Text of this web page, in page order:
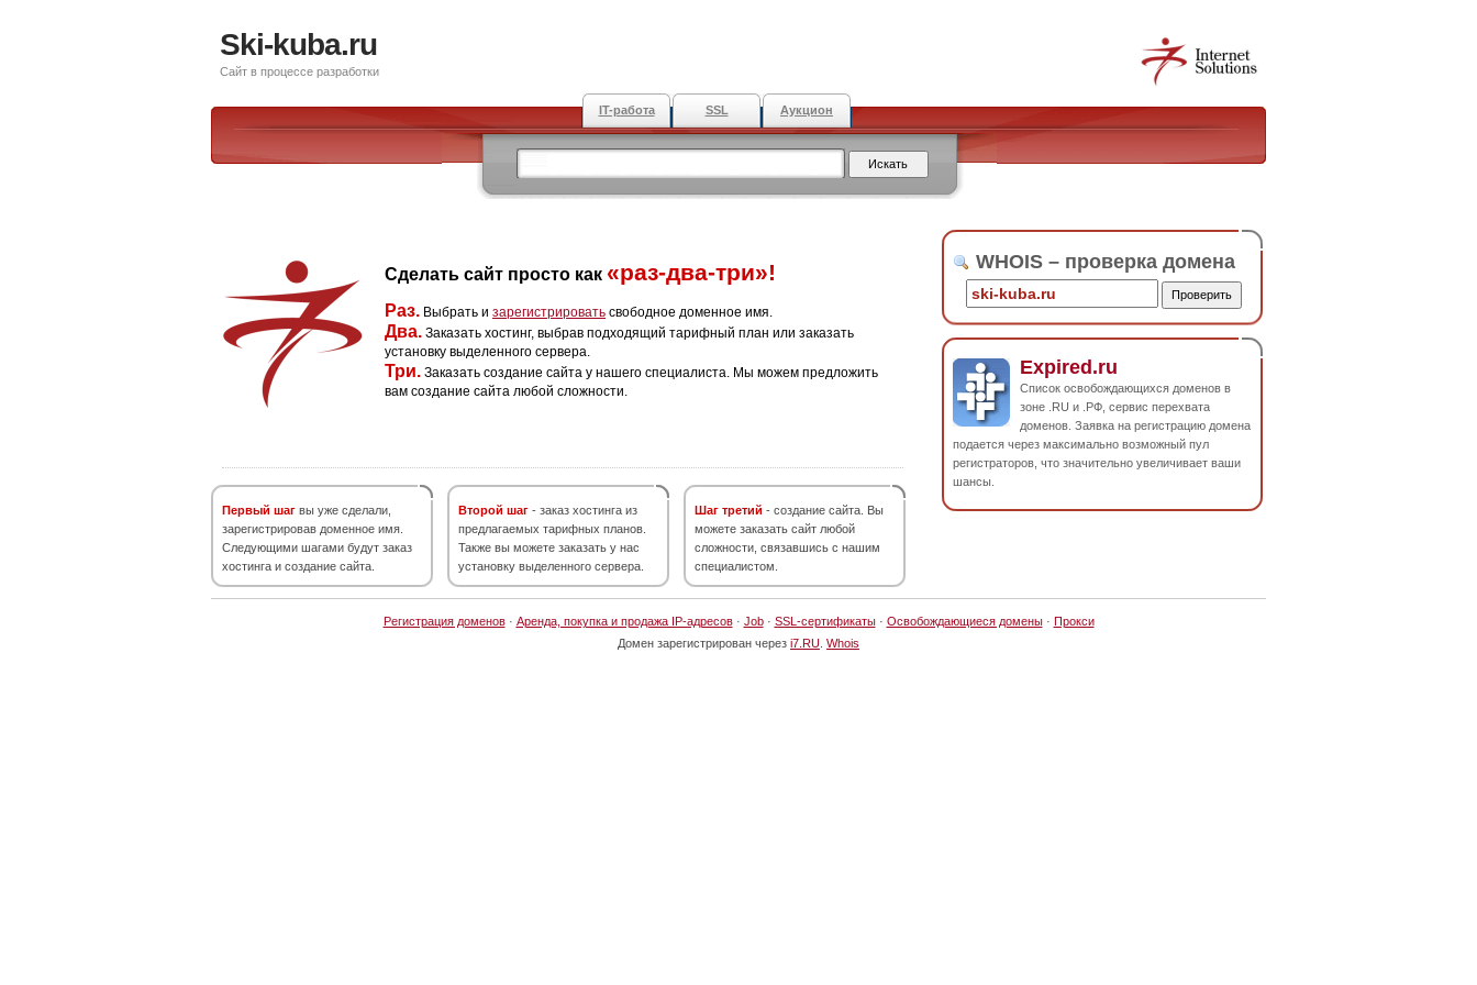
Ski-kuba.ru
Сайт в процессе разработки
IT-работа SSL Аукцион
Сделать сайт просто как «раз-два-три»!
Раз. Выбрать и зарегистрировать свободное доменное имя.
Два. Заказать хостинг, выбрав подходящий тарифный план или заказать
установку выделенного сервера.
Три. Заказать создание сайта у нашего специалиста. Мы можем предложить
вам создание сайта любой сложности.
Первый шаг вы уже сделали,
зарегистрировав доменное имя.
Следующими шагами будут заказ
хостинга и создание сайта.
Второй шаг - заказ хостинга из
предлагаемых тарифных планов.
Также вы можете заказать у нас
установку выделенного сервера.
Шаг третий - создание сайта. Вы
можете заказать сайт любой
сложности, связавшись с нашим
специалистом.
WHOIS – проверка домена
Expired.ru
Список освобождающихся доменов в
зоне .RU и .РФ, сервис перехвата
доменов. Заявка на регистрацию домена
подается через максимально возможный пул
регистраторов, что значительно увеличивает ваши
шансы.
Регистрация доменов· Аренда, покупка и продажа IP-адресов· Job· SSL-сертификаты· Освобождающиеся домены· Прокси
Домен зарегистрирован через i7.RU Whois